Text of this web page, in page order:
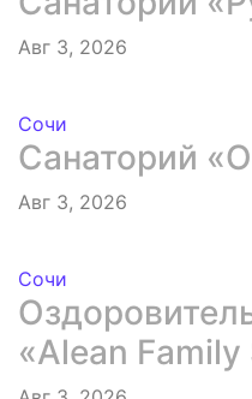
Авг 3, 2026
Сочи
Санаторий
Авг 3, 2026
Сочи
«Alean